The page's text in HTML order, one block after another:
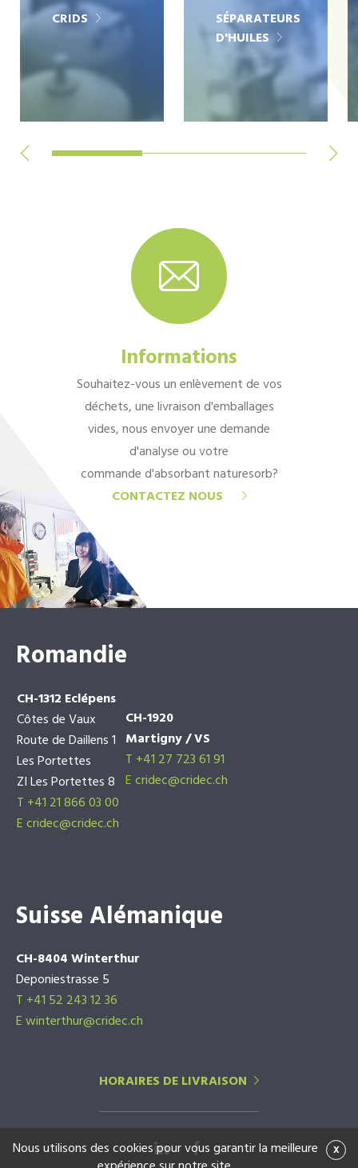
CRIDS
SÉPARATEURS
D'HUILES
Informations
Souhaitez-vous un enlèvement de vos
déchets, une livraison d'emballages
vides, nous envoyer une demande
d'analyse ou votre
commande d'absorbant naturesorb?
CONTACTEZ NOUS
Romandie
CH-1312 Eclépens
Côtes de Vaux
Route de Daillens 1
Les Portettes
ZI Les Portettes 8
T +41 21 866 03 00
Ecridec@cridec.ch
CH-1920
Martigny / VS
T +41 27 723 61 91
Ecridec@cridec.ch
Suisse Alémanique
CH-8404 Winterthur
Deponiestrasse 5
T +41 52 243 12 36
E winterthur@cridec.ch
HORAIRES DE LIVRAISON
x
Nous utilisons des cookies pour vous garantir la meilleure